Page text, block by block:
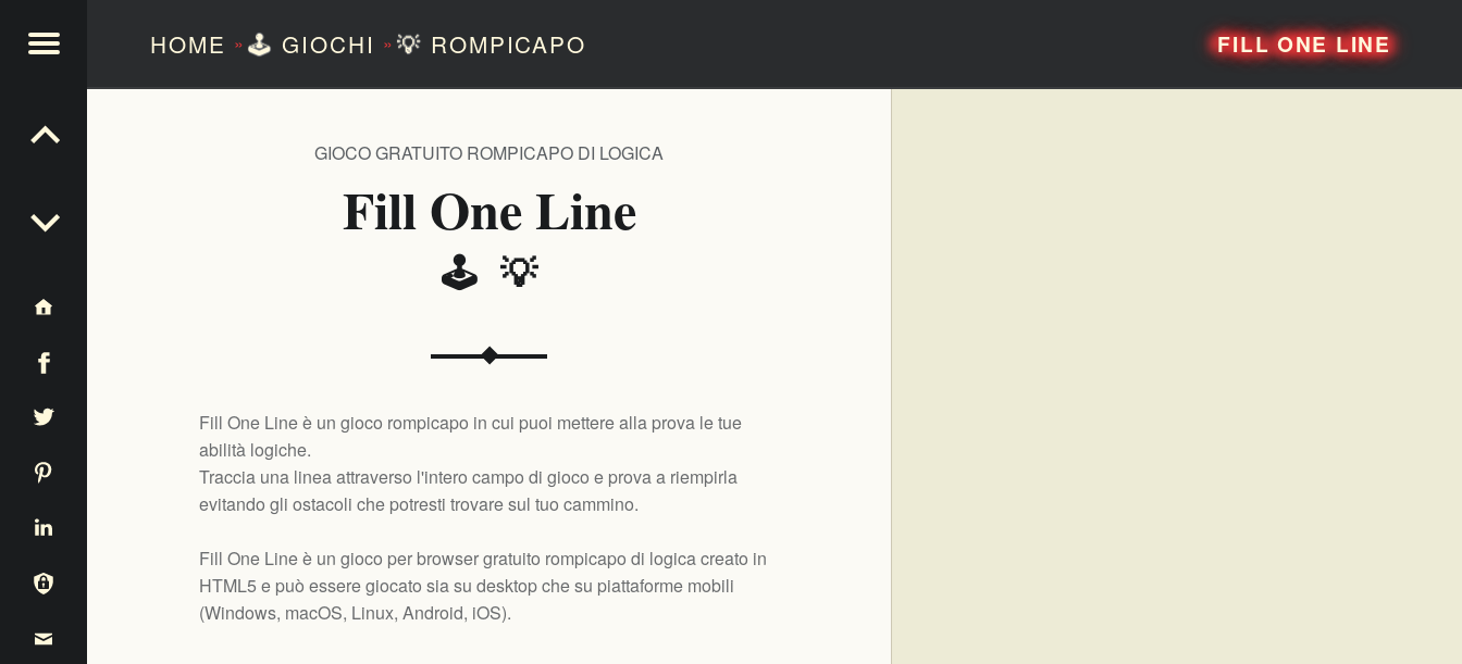
HOME »🕹️ GIOCHI »💡 ROMPICAPO FILL ONE LINE
Fill One Line
🕹️ 💡
GIOCO GRATUITO ROMPICAPO DI LOGICA
Fill One Line è un gioco rompicapo in cui puoi mettere alla prova le tue
abilità logiche.
Traccia una linea attraverso l'intero campo di gioco e prova a riempirla
evitando gli ostacoli che potresti trovare sul tuo cammino.
Fill One Line è un gioco per browser gratuito rompicapo di logica creato in
HTML5 e può essere giocato sia su desktop che su piattaforme mobili
(Windows, macOS, Linux, Android, iOS).